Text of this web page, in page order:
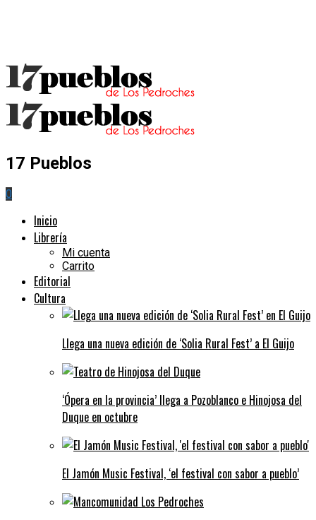
17 Pueblos
0
Inicio
Librería
Mi cuenta
Carrito
Editorial
Cultura
Llega una nueva edición de ‘Solia Rural Fest’ a El Guijo
‘Ópera en la provincia’ llega a Pozoblanco e Hinojosa del
Duque en octubre
El Jamón Music Festival, ‘el festival con sabor a pueblo’